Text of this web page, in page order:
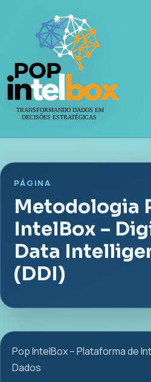
PÁGINA
Metodologia
IntelBox –
Data
(DDI)
Pop IntelBox – Plataforma de
Dados